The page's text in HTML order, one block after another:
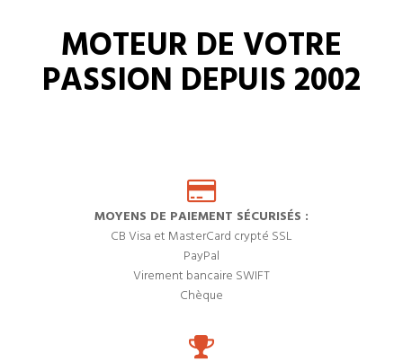
MOTEUR DE VOTRE
PASSION DEPUIS 2002
MOYENS DE PAIEMENT SÉCURISÉS :
CB Visa et MasterCard crypté SSL
PayPal
Virement bancaire SWIFT
Chèque